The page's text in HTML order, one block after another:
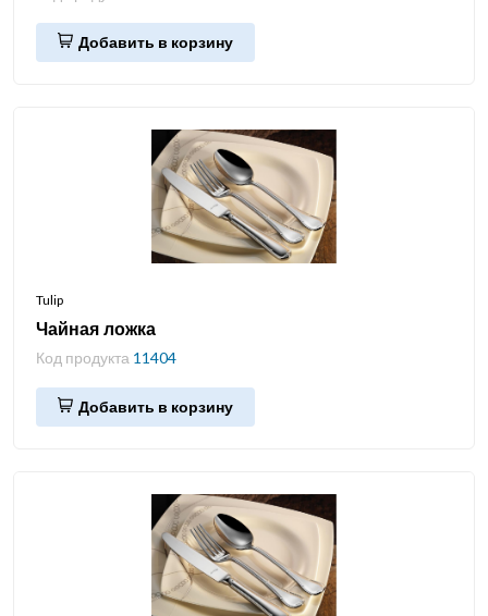
Добавить в корзину
Tulip
Чайная ложка
Код продукта 11404
Добавить в корзину